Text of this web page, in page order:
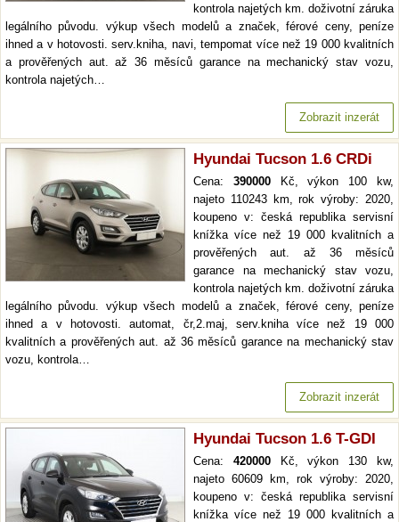
kontrola najetých km. doživotní záruka
legálního původu. výkup všech modelů a značek, férové ceny, peníze
ihned a v hotovosti. serv.kniha, navi, tempomat více než 19 000 kvalitních
a prověřených aut. až 36 měsíců garance na mechanický stav vozu,
kontrola najetých…
Zobrazit inzerát
Hyundai Tucson 1.6 CRDi
Cena: 390000Kč, výkon 100 kw,
najeto 110243 km, rok výroby: 2020,
koupeno v: česká republika servisní
knížka více než 19 000 kvalitních a
prověřených aut. až 36 měsíců
garance na mechanický stav vozu,
kontrola najetých km. doživotní záruka
legálního původu. výkup všech modelů a značek, férové ceny, peníze
ihned a v hotovosti. automat, čr,2.maj, serv.kniha více než 19 000
kvalitních a prověřených aut. až 36 měsíců garance na mechanický stav
vozu, kontrola…
Zobrazit inzerát
Hyundai Tucson 1.6 T-GDI
Cena: 420000Kč, výkon 130 kw,
najeto 60609 km, rok výroby: 2020,
koupeno v: česká republika servisní
knížka více než 19 000 kvalitních a